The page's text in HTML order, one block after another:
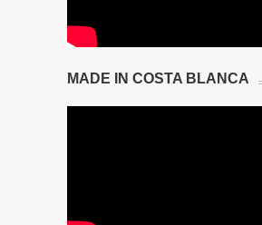
MADE IN COSTA BLANCA